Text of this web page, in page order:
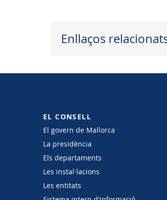
Enllaços
EL CONSELL
El govern de Mallorca
La presidència
Els departaments
Les instal·lacions
Les entitats